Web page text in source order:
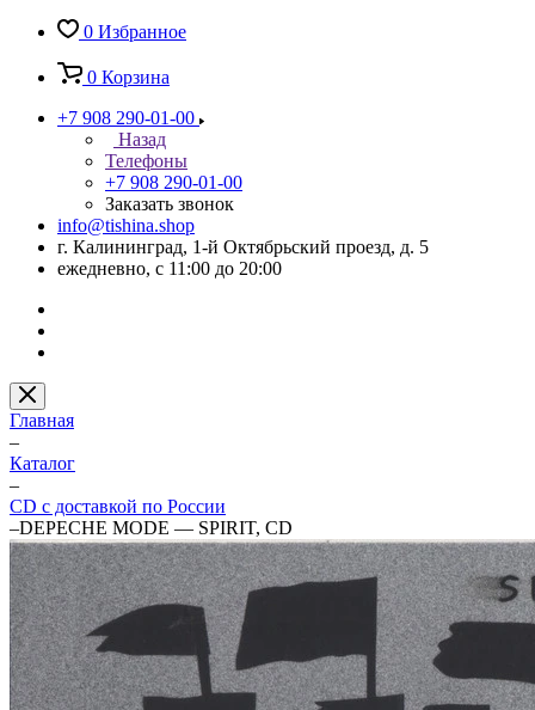
0 Избранное
0 Корзина
+7 908 290-01-00
Назад
Телефоны
+7 908 290-01-00
Заказать звонок
info@tishina.shop
г. Калининград, 1-й Октябрьский проезд, д. 5
ежедневно, с 11:00 до 20:00
Главная
–
Каталог
–
CD с доставкой по России
–DEPECHE MODE — SPIRIT, CD